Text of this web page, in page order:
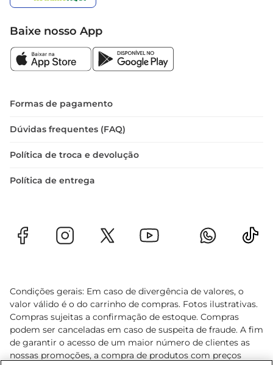
Baixe nosso App
Formas de pagamento
Dúvidas frequentes (FAQ)
Política de troca e devolução
Política de entrega
Condições gerais: Em caso de divergência de valores, o
valor válido é o do carrinho de compras. Fotos ilustrativas.
Compras sujeitas a confirmação de estoque. Compras
podem ser canceladas em caso de suspeita de fraude. A fim
de garantir o acesso de um maior número de clientes as
nossas promoções, a compra de produtos com preços